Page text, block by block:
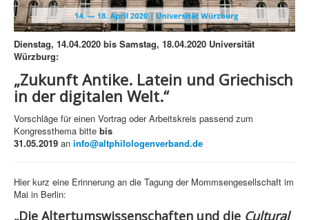
Dienstag, 14.04.2020 bis Samstag, 18.04.2020 Universität
Würzburg:
„Zukunft Antike. Latein und Griechisch
in der digitalen Welt.“
Vorschläge für einen Vortrag oder Arbeitskreis passend zum
Kongressthema bitte bis
31.05.2019 an info@altphilologenverband.de
Hier kurz eine Erinnerung an die Tagung der Mommsengesellschaft im
Mai in Berlin:
„Die Altertumswissenschaften und die Cultural